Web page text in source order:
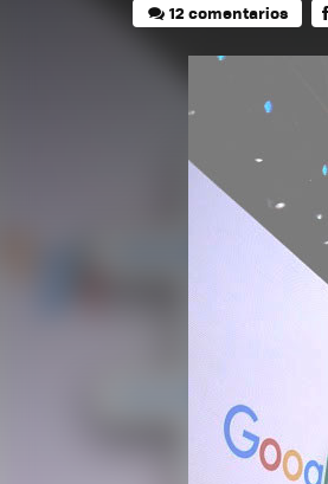
12 comentarios